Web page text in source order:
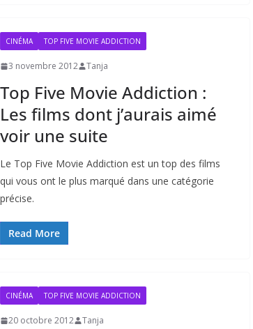
CINÉMA TOP FIVE MOVIE ADDICTION
3 novembre 2012 Tanja
Top Five Movie Addiction :
Les films dont j’aurais aimé
voir une suite
Le Top Five Movie Addiction est un top des films
qui vous ont le plus marqué dans une catégorie
précise.
Read More
CINÉMA TOP FIVE MOVIE ADDICTION
20 octobre 2012 Tanja